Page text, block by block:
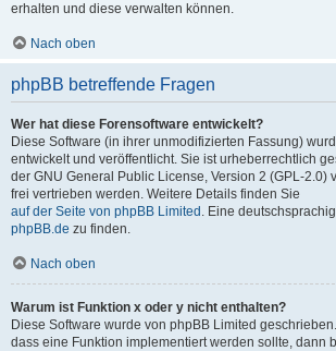
erhalten und diese verwalten können.
Nach oben
phpBB betreffende Fragen
Wer hat diese Forensoftware entwickelt?
Diese Software (in ihrer unmodifizierten Fassung)
entwickelt und veröffentlicht. Sie ist urheberrechtlich
der GNU General Public License, Version 2 (GPL-2.0)
frei vertrieben werden. Weitere Details finden Sie
auf der Seite von phpBB Limited . Eine
phpBB.de zu finden.
Nach oben
Warum ist Funktion x oder y nicht enthalten?
Diese Software wurde von phpBB Limited
dass eine Funktion implementiert werden sollte, dann